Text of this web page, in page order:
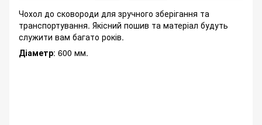
Чохол до сковороди для зручного зберігання та
транспортування. Якісний пошив та матеріал будуть
служити вам багато років.
Діаметр: 600 мм.